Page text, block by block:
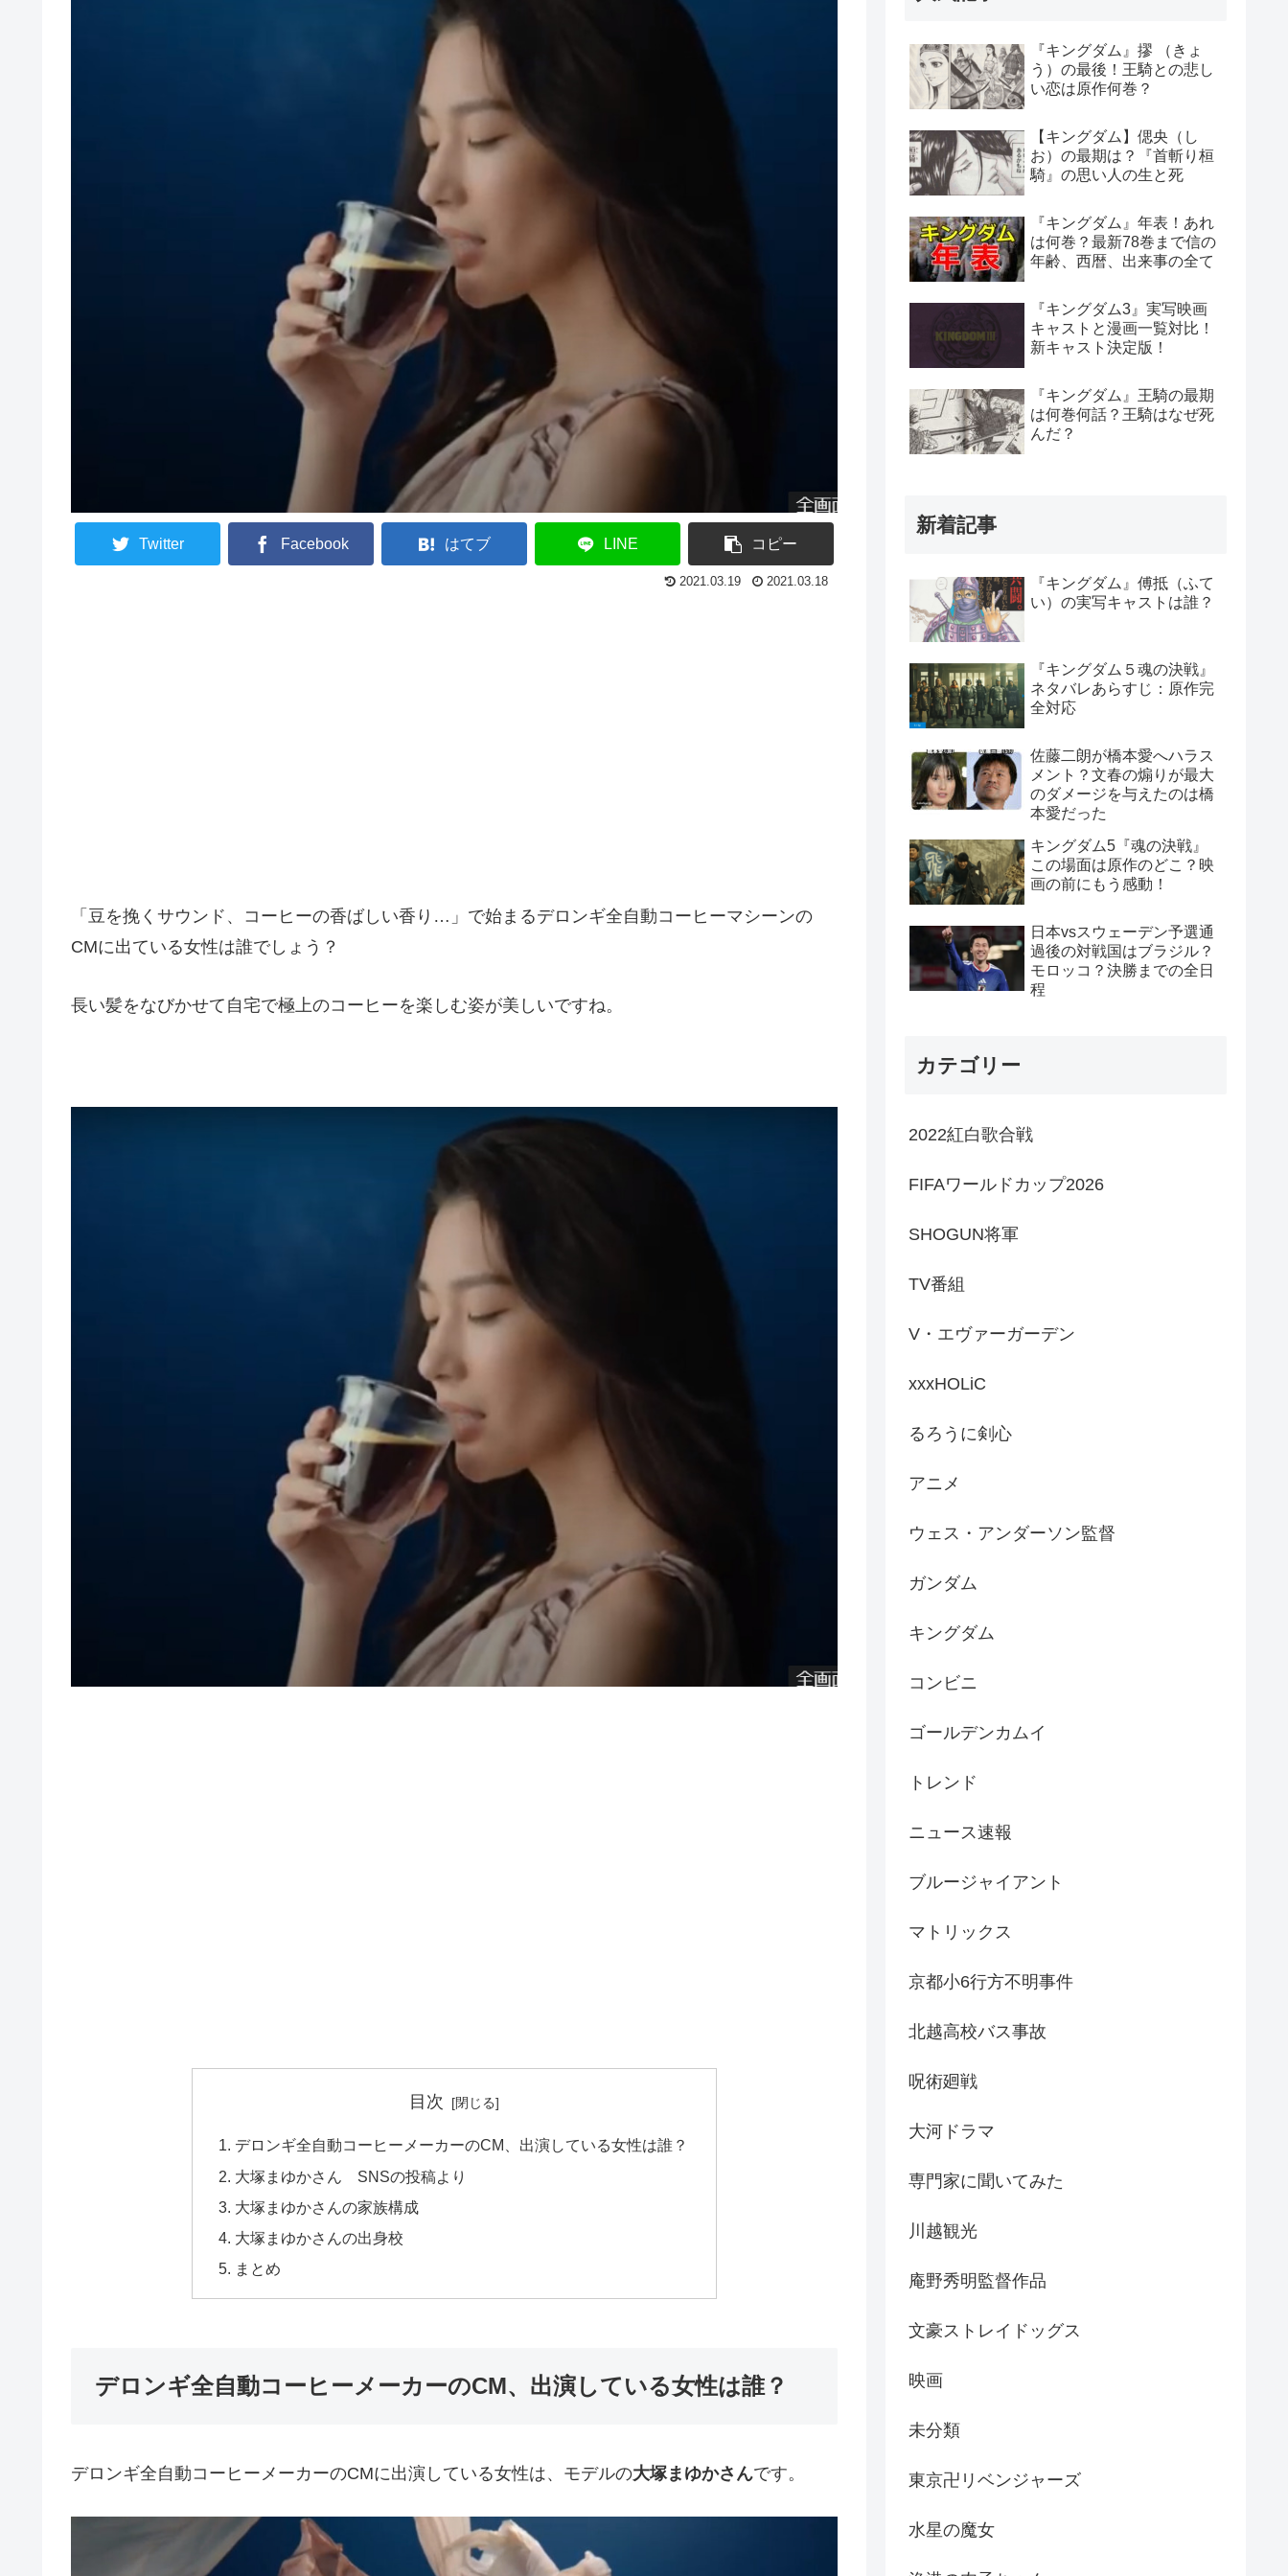
Twitter Facebook はてブ LINE コピー
2021.03.19 2021.03.18
「豆を挽くサウンド、コーヒーの香ばしい香り…」で始まるデロンギ全自動コーヒーマシーンの
CMに出ている女性は誰でしょう？
長い髪をなびかせて自宅で極上のコーヒーを楽しむ姿が美しいですね。
目次
デロンギ全自動コーヒーメーカーのCM、出演している女性は誰？
大塚まゆかさん SNSの投稿より
大塚まゆかさんの家族構成
大塚まゆかさんの出身校
まとめ
デロンギ全自動コーヒーメーカーのCM、出演している女性は誰？
デロンギ全自動コーヒーメーカーのCMに出演している女性は、モデルの大塚まゆかさんです。
『キングダム』摎 （きょ
う）の最後！王騎との悲し
い恋は原作何巻？
【キングダム】偲央（し
お）の最期は？『首斬り桓
騎』の思い人の生と死
『キングダム』年表！あれ
は何巻？最新78巻まで信の
年齢、西暦、出来事の全て
『キングダム3』実写映画
キャストと漫画一覧対比！
新キャスト決定版！
『キングダム』王騎の最期
は何巻何話？王騎はなぜ死
んだ？
新着記事
『キングダム』傅抵（ふて
い）の実写キャストは誰？
『キングダム５魂の決戦』
ネタバレあらすじ：原作完
全対応
佐藤二朗が橋本愛へハラス
メント？文春の煽りが最大
のダメージを与えたのは橋
本愛だった
キングダム5『魂の決戦』
この場面は原作のどこ？映
画の前にもう感動！
日本vsスウェーデン予選通
過後の対戦国はブラジル？
モロッコ？決勝までの全日
程
カテゴリー
2022紅白歌合戦
FIFAワールドカップ2026
SHOGUN将軍
TV番組
V・エヴァーガーデン
xxxHOLiC
るろうに剣心
アニメ
ウェス・アンダーソン監督
ガンダム
キングダム
コンビニ
ゴールデンカムイ
トレンド
ニュース速報
ブルージャイアント
マトリックス
京都小6行方不明事件
北越高校バス事故
呪術廻戦
大河ドラマ
専門家に聞いてみた
川越観光
庵野秀明監督作品
文豪ストレイドッグス
映画
未分類
東京卍リベンジャーズ
水星の魔女